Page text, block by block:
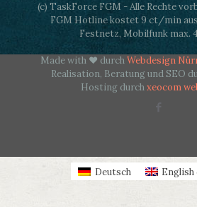
(c) TaskForce FGM - Alle Rechte
FGM Hotline kostet 9 ct/min
Festnetz, Mobilfunk max.
Made with ♥ durchWebdesign
Realisation, Beratung und SEO
Hosting durchxeocom
Deutsch English